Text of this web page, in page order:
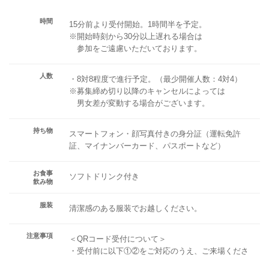
時間
15分前より受付開始。1時間半を予定。
※開始時刻から30分以上遅れる場合は
参加をご遠慮いただいております。
人数
・8対8程度で進行予定。（最少開催人数：4対4）
※募集締め切り以降のキャンセルによっては
男女差が変動する場合がございます。
持ち物
スマートフォン・顔写真付きの身分証（運転免許
証、マイナンバーカード、パスポートなど）
お食事
飲み物
ソフトドリンク付き
服装 清潔感のある服装でお越しください。
注意事項
＜QRコード受付について＞
・受付前に以下①②をご対応のうえ、ご来場くださ